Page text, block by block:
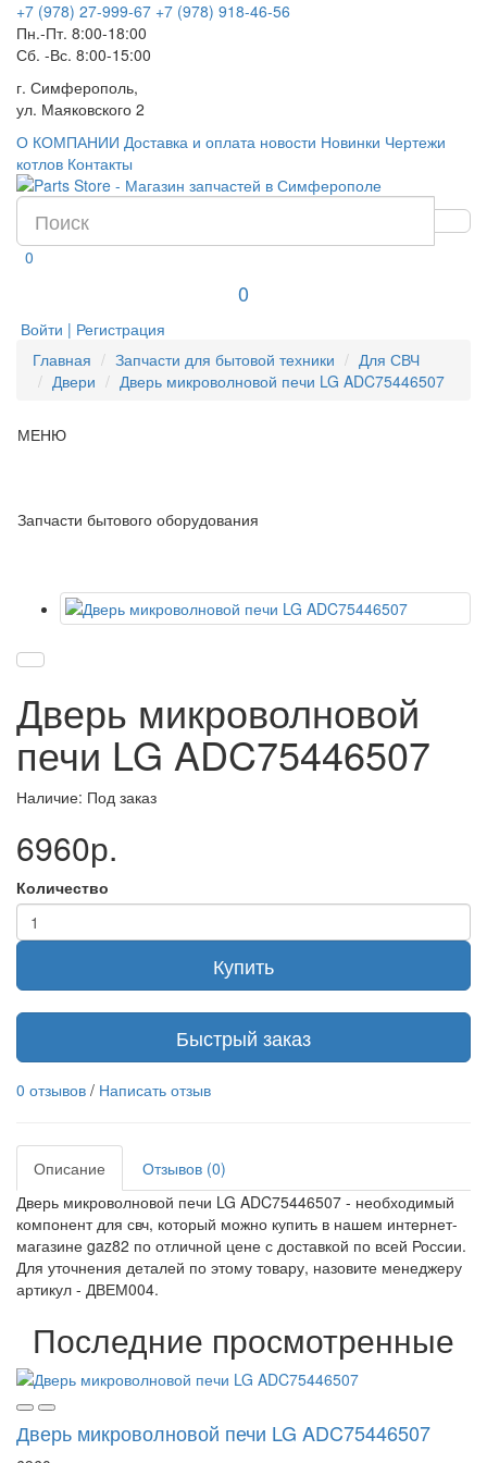
+7 (978) 27-999-67 +7 (978) 918-46-56
Пн.-Пт. 8:00-18:00
Сб. -Вс. 8:00-15:00
г. Симферополь,
ул. Маяковского 2
О КОМПАНИИ Доставка и оплата новости Новинки Чертежи
котлов Контакты
0
0
Войти | Регистрация
Главная
Запчасти для бытовой техники
Для СВЧ
Двери
Дверь микроволновой печи LG ADC75446507
МЕНЮ
Запчасти бытового оборудования
Дверь микроволновой
печи LG ADC75446507
Наличие: Под заказ
6960р.
Количество
Купить
Быстрый заказ
0 отзывов / Написать отзыв
Описание
Отзывов (0)
Дверь микроволновой печи LG ADC75446507 - необходимый
компонент для свч, который можно купить в нашем интернет-
магазине gaz82 по отличной цене с доставкой по всей России.
Для уточнения деталей по этому товару, назовите менеджеру
артикул - ДВЕМ004.
Последние просмотренные
Дверь микроволновой печи LG ADC75446507